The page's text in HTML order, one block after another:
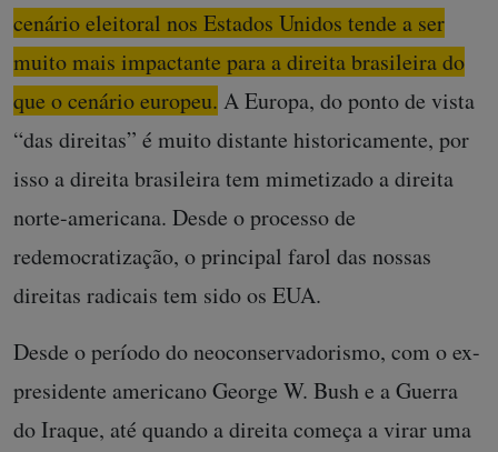
cenário eleitoral nos Estados Unidos tende a ser
muito mais impactante para a direita brasileira do
que o cenário europeu. A Europa, do ponto de vista
“das direitas” é muito distante historicamente, por
isso a direita brasileira tem mimetizado a direita
norte-americana. Desde o processo de
redemocratização, o principal farol das nossas
direitas radicais tem sido os EUA.
Desde o período do neoconservadorismo, com o ex-
presidente americano George W. Bush e a Guerra
do Iraque, até quando a direita começa a virar uma